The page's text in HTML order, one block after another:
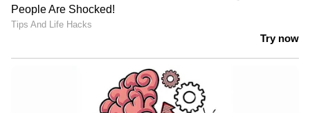
വ്യത്യസ്തമായിരുന്നു. ഫലം പല തവണ
പരിശോധിച്ചു. അതിൻ്റെ ഫലമാണ് ഇവിടെ
സംസാരിക്കുന്നത്. നിങ്ങളുടെ ഭാവി
കവരുന്നതാണ് ഇതെന്നും രാജ്യത്തെ ജെൻ സി
ഇത് തിരിച്ചറിയണമെന്നും രാഹുൽ ​ഗാന്ധി